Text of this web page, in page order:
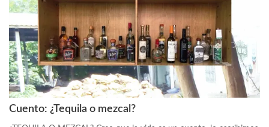
Cuento: ¿Tequila o mezcal?